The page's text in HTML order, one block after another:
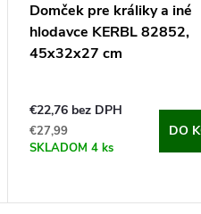
Domček pre králiky a iné
hlodavce KERBL 82852,
45x32x27 cm
€22,76 bez DPH
€27,99
SKLADOM 4 ks
DO